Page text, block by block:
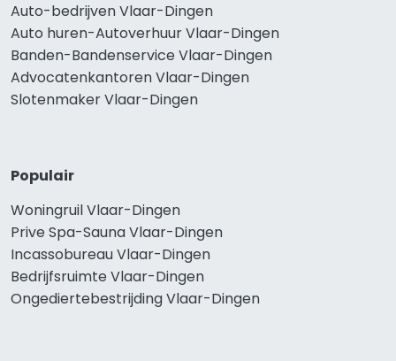
Auto-bedrijven Vlaar-Dingen
Auto huren-Autoverhuur Vlaar-Dingen
Banden-Bandenservice Vlaar-Dingen
Advocatenkantoren Vlaar-Dingen
Slotenmaker Vlaar-Dingen
Populair
Woningruil Vlaar-Dingen
Prive Spa-Sauna Vlaar-Dingen
Incassobureau Vlaar-Dingen
Bedrijfsruimte Vlaar-Dingen
Ongediertebestrijding Vlaar-Dingen